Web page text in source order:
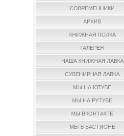
СОВРЕМЕННИКИ
АРХИВ
КНИЖНАЯ ПОЛКА
ГАЛЕРЕЯ
НАША КНИЖНАЯ ЛАВКА
СУВЕНИРНАЯ ЛАВКА
МЫ НА ЮТУБЕ
МЫ НА РУТУБЕ
МЫ ВКОНТАКТЕ
МЫ В БАСТИОНЕ